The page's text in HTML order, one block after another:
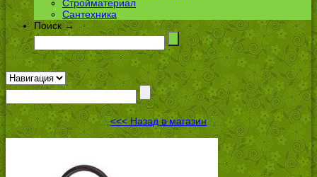
Стройматериал
Сантехника
Поиск →
<<< Назад в магазин